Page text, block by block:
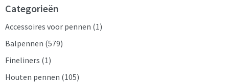
Categorieën
Accessoires voor pennen (1)
Balpennen (579)
Fineliners (1)
Houten pennen (105)